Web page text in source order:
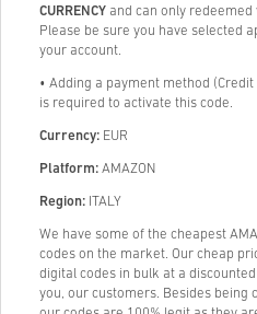
CURRENCY and can only
Please be sure you have selected
your account.
• Adding a payment method
is required to activate this code.
Currency: EUR
Platform: AMAZON
Region: ITALY
We have some of the cheapest
codes on the market. Our cheap
digital codes in bulk at a
you, our customers. Besides being